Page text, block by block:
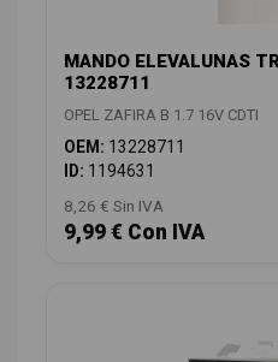
MANDO ELEVALUNAS
13228711
OPEL ZAFIRA B 1.7 16V CDTI
OEM: 13228711
ID: 1194631
8,26 € Sin IVA
9,99 € Con IVA